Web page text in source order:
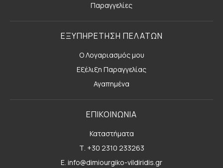
Παραγγελίες
ΕΞΥΠΗΡΕΤΗΣΗ ΠΕΛΑΤΩΝ
Ο Λογαριασμός μου
Εξέλιξη Παραγγελίας
Αγαπημένα
ΕΠΙΚΟΙΝΩΝΙΑ
Καταστήματα
Τ. +30 2310 233263
E. info@dimiourgiko-vildiridis.gr